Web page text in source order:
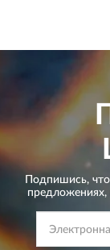
Подпишись,
предложениях,